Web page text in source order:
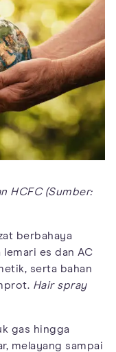
HCFC (Sumber:
berbahaya
es dan AC
serta bahan
Hair spray
gas hingga
melayang sampai